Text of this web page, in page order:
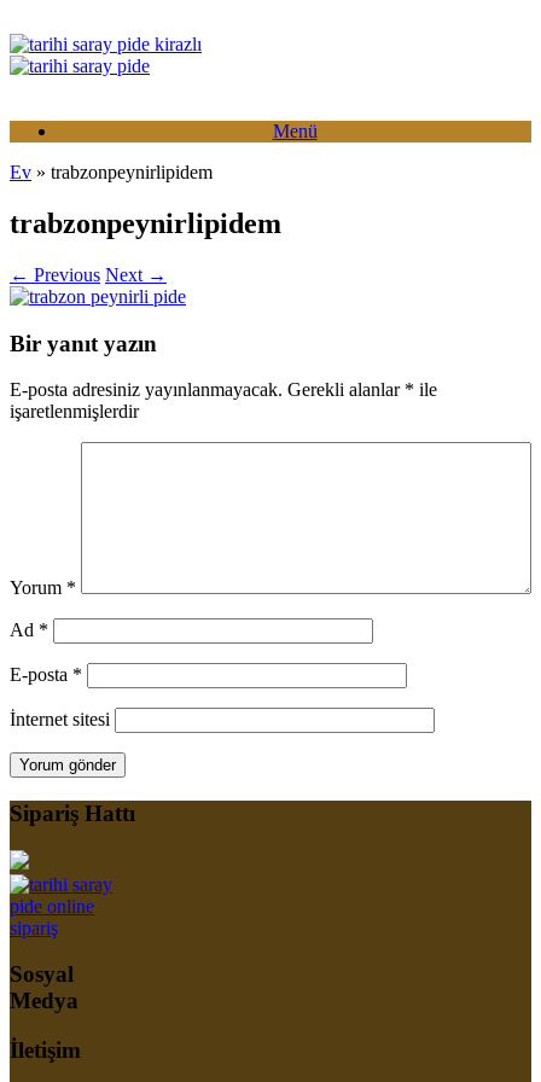
to
content
Menü
Ev » trabzonpeynirlipidem
trabzonpeynirlipidem
← Previous Next →
Bir yanıt yazın
E-posta adresiniz yayınlanmayacak. Gerekli alanlar * ile
işaretlenmişlerdir
Yorum *
Ad *
E-posta *
İnternet sitesi
Sipariş Hattı
Sosyal
Medya
İletişim